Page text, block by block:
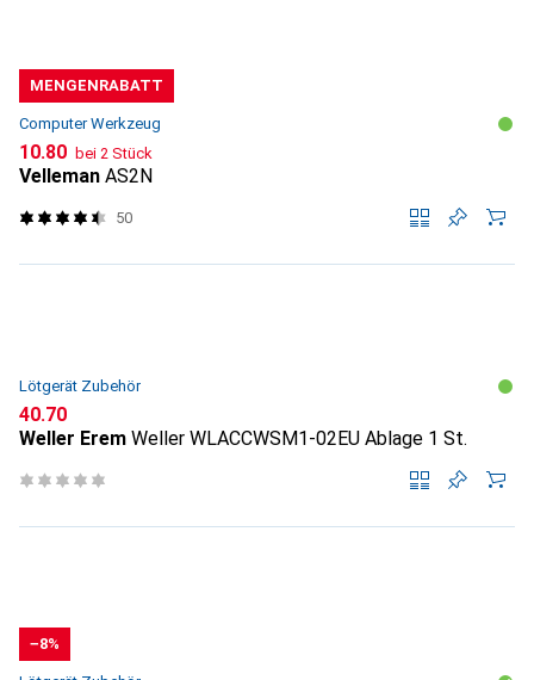
MENGENRABATT
Computer Werkzeug
CHF
10.80 bei 2 Stück
Velleman AS2N
50
Lötgerät Zubehör
CHF
40.70
Weller Erem Weller WLACCWSM1-02EU Ablage 1 St.
−8%